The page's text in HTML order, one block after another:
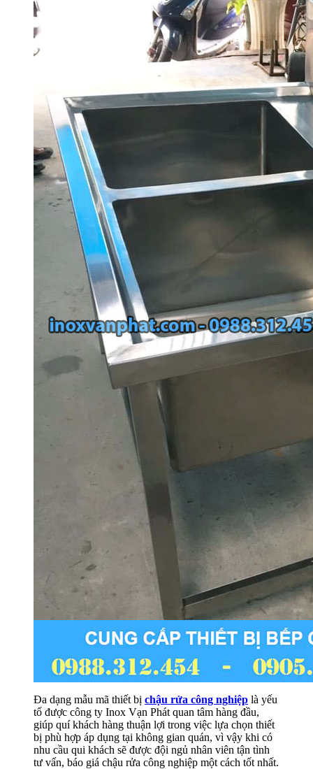
Đa dạng mẫu mã thiết bị chậu rửa công nghiệp là yếu
tố được công ty Inox Vạn Phát quan tâm hàng đầu,
giúp quí khách hàng thuận lợi trong việc lựa chọn thiết
bị phù hợp áp dụng tại không gian quán, vì vậy khi có
nhu cầu qui khách sẽ được đội ngủ nhân viên tận tình
tư vấn, báo giá chậu rửa công nghiệp một cách tốt nhất.